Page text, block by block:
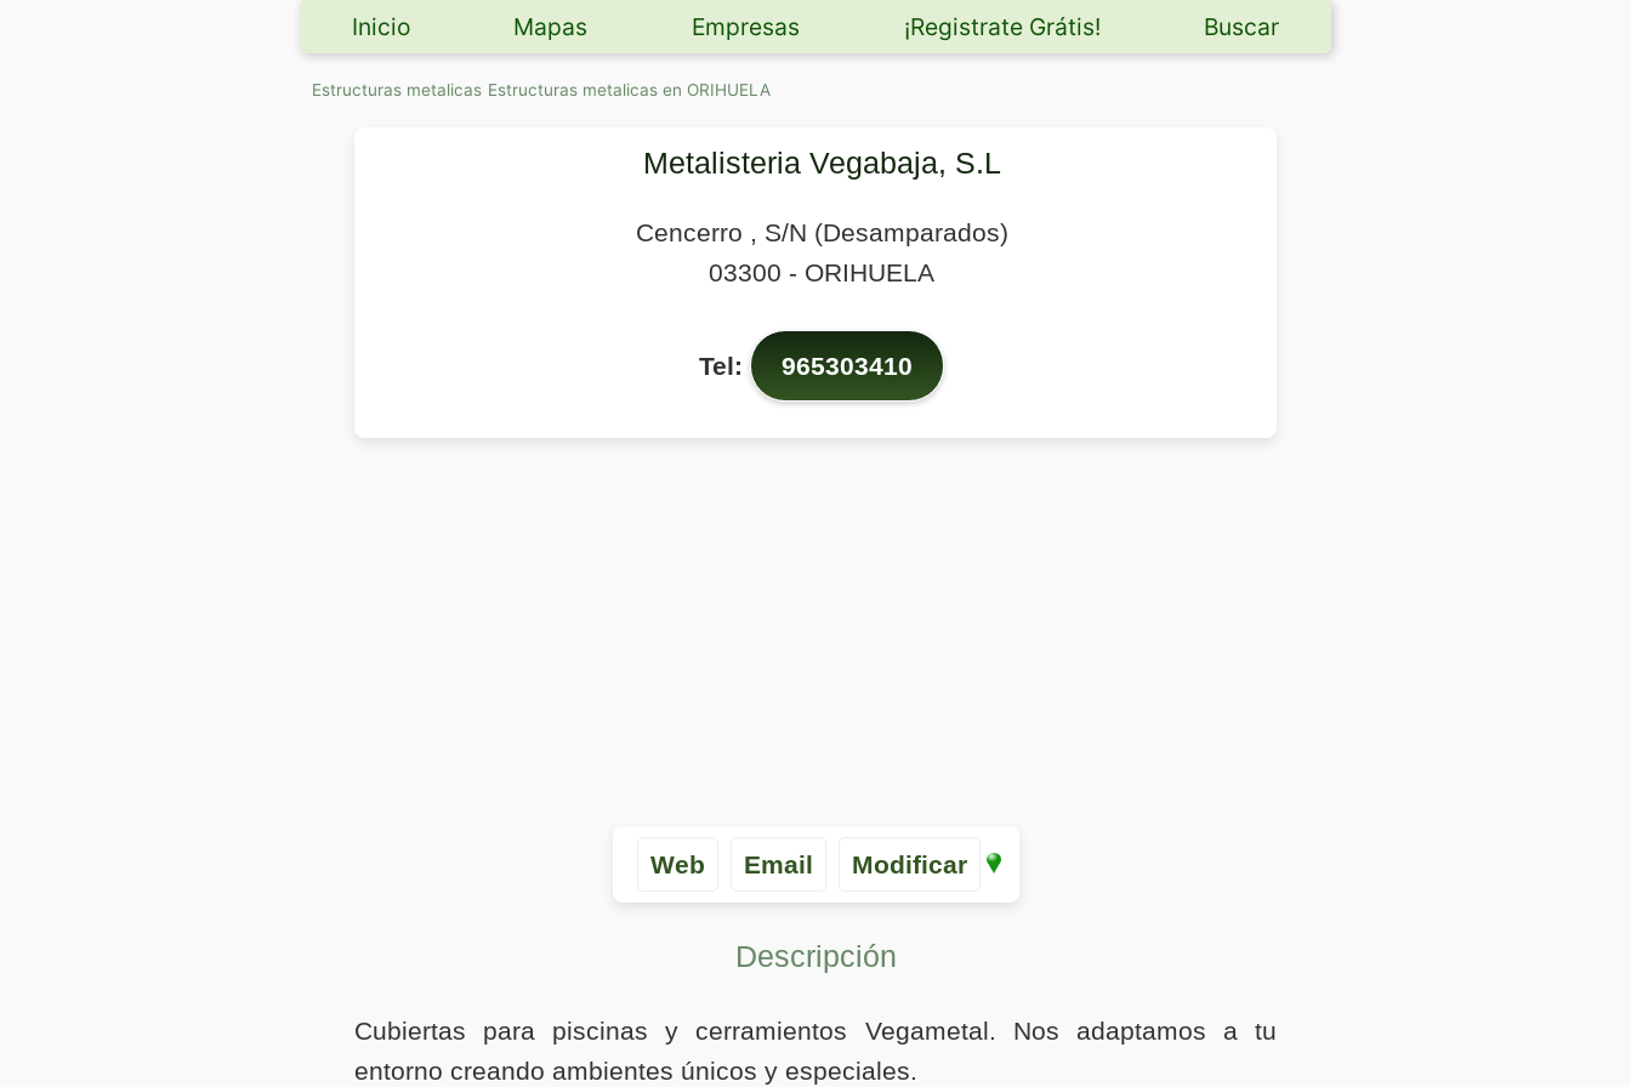
Inicio Mapas Empresas ¡Registrate Grátis! Buscar
Estructuras metalicas Estructuras metalicas en ORIHUELA
Metalisteria Vegabaja, S.L
Cencerro , S/N (Desamparados)
03300 - ORIHUELA
Tel: 965303410
Web Email Modificar
Descripción
Cubiertas para piscinas y cerramientos Vegametal. Nos adaptamos a tu
entorno creando ambientes únicos y especiales.